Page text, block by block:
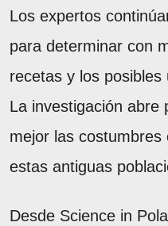
Los expertos
para determinar con
recetas y los
La investigación abre
mejor las
estas antiguas
Desde Science in